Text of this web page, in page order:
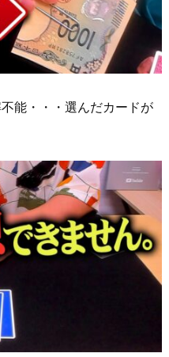
能・・・選んだカードが